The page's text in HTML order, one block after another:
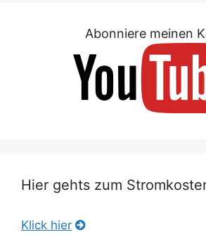
Abonniere meinen
Hier gehts zum
Klick hier